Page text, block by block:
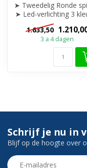
➤ Tweedelig Ronde
➤ Led-verlichting 3
(2000K tot 6000K)
➤ Di...
1.633,50
3 a 4 dagen
Schrijf je nu in
Blijf op de hoogte over